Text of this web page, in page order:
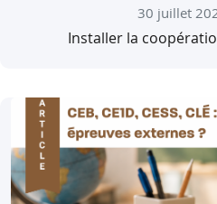
30 juillet
Installer la